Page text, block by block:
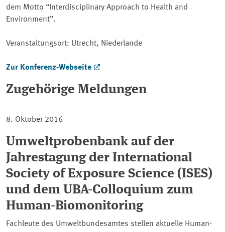
dem Motto “ Interdisciplinary Approach to Health and
Environment”.
Veranstaltungsort: Utrecht, Niederlande
Zur Konferenz-Webseite
Zugehörige Meldungen
8. Oktober 2016
Umweltprobenbank auf der
Jahrestagung der International
Society of Exposure Science (ISES)
und dem UBA-Colloquium zum
Human-Biomonitoring
Fachleute des Umweltbundesamtes stellen aktuelle Human-